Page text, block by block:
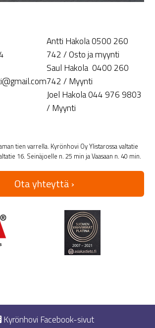
Antti Hakola 0500 260
742 / Osto ja myynti
Saul Hakola 0400 260
742 / Myynti
Joel Hakola 044 976 9803
/ Myynti
tien varrella. Kyrönhovi Oy Ylistarossa valtatie
16. Seinäjoelle n. 25 min ja Vaasaan n. 40 min.
Ota yhteyttä ›
Kyrönhovi Facebook-sivut